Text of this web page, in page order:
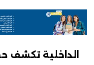
الداخلية تكشف